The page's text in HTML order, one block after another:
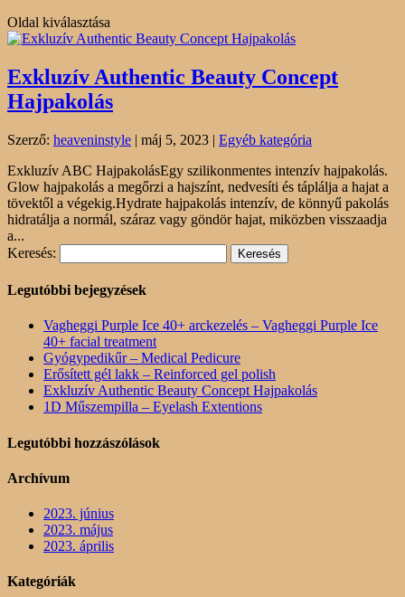
Oldal kiválasztása
Exkluzív Authentic Beauty Concept
Hajpakolás
Szerző: heaveninstyle | máj 5, 2023 | Egyéb kategória
Exkluzív ABC HajpakolásEgy szilikonmentes intenzív hajpakolás.
Glow hajpakolás a megőrzi a hajszínt, nedvesíti és táplálja a hajat a
tövektől a végekig.Hydrate hajpakolás intenzív, de könnyű pakolás
hidratálja a normál, száraz vagy göndör hajat, miközben visszaadja
a...
Keresés:
Legutóbbi bejegyzések
Vagheggi Purple Ice 40+ arckezelés – Vagheggi Purple Ice
40+ facial treatment
Gyógypedikűr – Medical Pedicure
Erősített gél lakk – Reinforced gel polish
Exkluzív Authentic Beauty Concept Hajpakolás
1D Műszempilla – Eyelash Extentions
Legutóbbi hozzászólások
Archívum
2023. június
2023. május
2023. április
Kategóriák